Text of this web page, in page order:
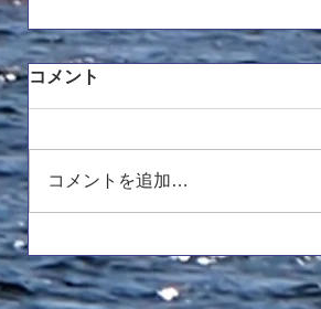
新主将挨拶
平素より医学部ヨット部の活動
く主将を務めさせていただきます
3回生の藤原です。西医体から少
新しい体制での活動となったため
ご挨拶させていただきます。挨拶
コメント
コメントを追加…